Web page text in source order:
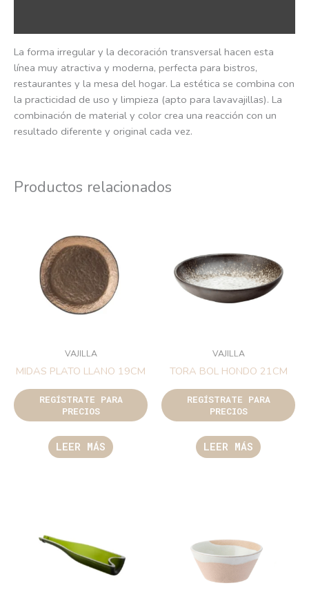
La forma irregular y la decoración transversal hacen esta
línea muy atractiva y moderna, perfecta para bistros,
restaurantes y la mesa del hogar. La estética se combina con
la practicidad de uso y limpieza (apto para lavavajillas). La
combinación de material y color crea una reacción con un
resultado diferente y original cada vez.
Productos relacionados
VAJILLA
MIDAS PLATO LLANO 19CM
REGÍSTRATE PARA
PRECIOS
LEER MÁS
VAJILLA
TORA BOL HONDO 21CM
REGÍSTRATE PARA
PRECIOS
LEER MÁS